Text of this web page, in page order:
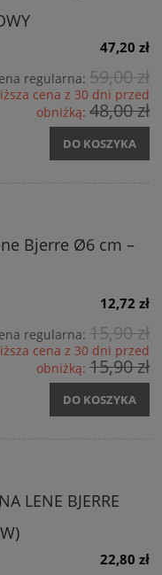
47,20 zł
regularna: 59,00 zł
cena z 30 dni przed
obniżką: 48,00 zł
DO KOSZYKA
Bjerre Ø6 cm –
12,72 zł
regularna: 15,90 zł
cena z 30 dni przed
obniżką: 15,90 zł
DO KOSZYKA
LENE BJERRE
22,80 zł